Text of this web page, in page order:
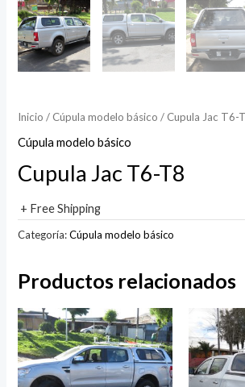
Inicio / Cúpula modelo básico / Cupula Jac T6-
Cúpula modelo básico
Cupula Jac T6-T8
+ Free Shipping
Categoría:Cúpula modelo básico
Productos relacionados